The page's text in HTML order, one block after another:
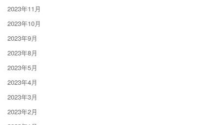
2023年11月
2023年10月
2023年9月
2023年8月
2023年5月
2023年4月
2023年3月
2023年2月